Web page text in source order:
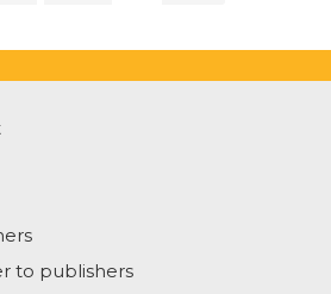
to publishers